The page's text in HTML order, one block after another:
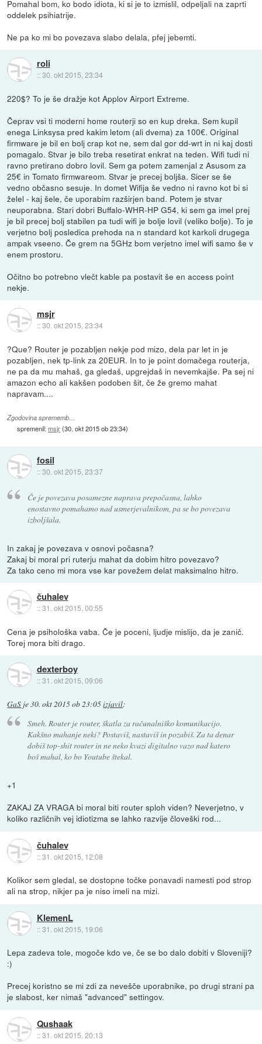
Pomahal bom, ko bodo idiota, ki si je to izmislil, odpeljali na zaprti
oddelek psihiatrije.
Ne pa ko mi bo povezava slabo delala, pfej jebemti.
roli
::30. okt 2015, 23:34
220$? To je še dražje kot Applov Airport Extreme.
Čeprav vsi ti moderni home routerji so en kup dreka. Sem kupil
enega Linksysa pred kakim letom (ali dvema) za 100€. Original
firmware je bil en bolj crap kot ne, sem dal gor dd-wrt in ni kaj dosti
pomagalo. Stvar je bilo treba resetirat enkrat na teden. Wifi tudi ni
ravno pretirano dobro lovil. Sem ga potem zamenjal z Asusom za
25€ in Tomato firmwareom. Stvar je precej boljša. Sicer se še
vedno občasno sesuje. In domet Wifija še vedno ni ravno kot bi si
želel - kaj šele, če uporabim razširjen band. Potem je stvar
neuporabna. Stari dobri Buffalo-WHR-HP G54, ki sem ga imel prej
je bil precej bolj stabilen pa tudi wifi je bolje lovil (veliko bolje). To je
verjetno bolj posledica prehoda na n standard kot karkoli drugega
ampak vseeno. Če grem na 5GHz bom verjetno imel wifi samo še v
enem prostoru.
Očitno bo potrebno vlečt kable pa postavit še en access point
nekje.
msjr
::30. okt 2015, 23:34
?Que? Router je pozabljen nekje pod mizo, dela par let in je
pozabljen, nek tp-link za 20EUR. In to je point domačega routerja,
ne pa da mu mahaš, ga gledaš, upgrejdaš in nevemkajše. Pa sej ni
amazon echo ali kakšen podoben šit, če že gremo mahat
napravam....
Zgodovina sprememb…
spremenil:msjr(30. okt 2015 ob 23:34)
fosil
::30. okt 2015, 23:37
Če je povezava posamezne naprava prepočasna, lahko
enostavno pomahamo nad usmerjevalnikom, pa se bo povezava
izboljšala.
In zakaj je povezava v osnovi počasna?
Zakaj bi moral pri ruterju mahat da dobim hitro povezavo?
Za tako ceno mi mora vse kar povežem delat maksimalno hitro.
čuhalev
::31. okt 2015, 00:55
Cena je psihološka vaba. Če je poceni, ljudje mislijo, da je zanič.
Torej mora biti drago.
dexterboy
::31. okt 2015, 09:06
GaS je30. okt 2015 ob 23:05izjavil:
Smeh. Router je router, škatla za računalniško komunikacijo.
Kakšno mahanje neki? Postaviš, nastaviš in pozabiš. Za ta denar
dobiš top-shit router in ne neko kvazi digitalno vazo nad katero
boš mahal, ko bo Youtube štekal.
+1
ZAKAJ ZA VRAGA bi moral biti router sploh viden? Neverjetno, v
koliko različnih vej idiotizma se lahko razvije človeški rod...
čuhalev
::31. okt 2015, 12:08
Kolikor sem gledal, se dostopne točke ponavadi namesti pod strop
ali na strop, nikjer pa je niso imeli na mizi.
KlemenL
::31. okt 2015, 19:06
Lepa zadeva tole, mogoče kdo ve, če se bo dalo dobiti v Sloveniji?
:)
Precej koristno se mi zdi za nevešče uporabnike, po drugi strani pa
je slabost, ker nimaš "advanced" settingov.
Qushaak
::31. okt 2015, 20:13